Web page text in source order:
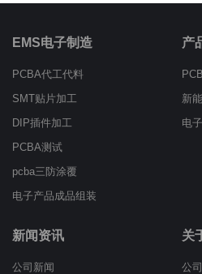
EMS电子制造
PCBA代工代料
SMT贴片加工
DIP插件加工
PCBA测试
pcba三防涂覆
电子产品成品组装
产
新
电
新闻资讯
公司新闻
关
公